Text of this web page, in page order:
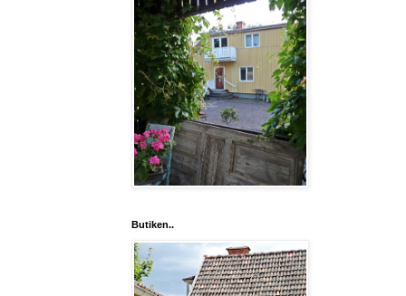
Butiken..